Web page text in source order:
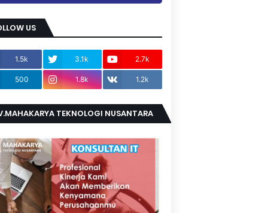
US
1.5k 3.1k 2.7k
500 1.8k 1.2k
TEKNOLOGI NUSANTARA